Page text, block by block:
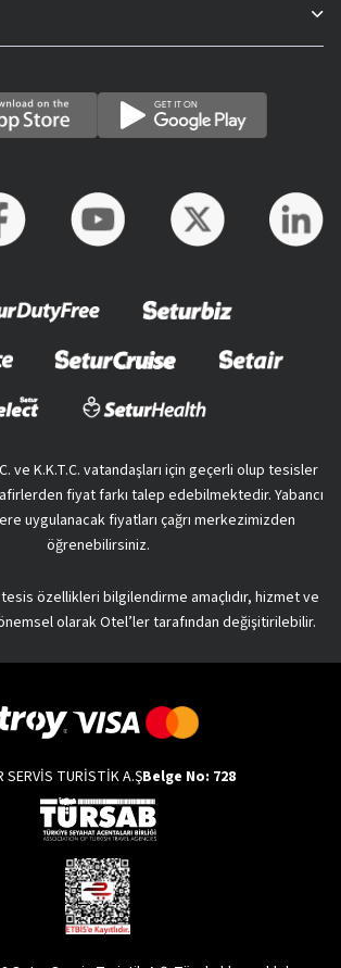
ve K.K.T.C. vatandaşları için geçerli olup tesisler
fiyat farkı talep edebilmektedir. Yabancı
uygulanacak fiyatları çağrı merkezimizden
öğrenebilirsiniz.
özellikleri bilgilendirme amaçlıdır, hizmet ve
olarak Otel’ler tarafından değişitirilebilir.
SERVİS TURİSTİK A.ŞBelge No: 728